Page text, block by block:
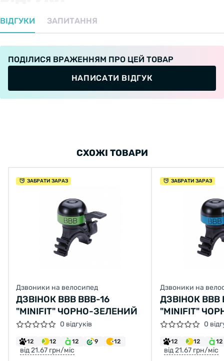
ВІДГУКИ ЗАПИТАННЯ
ПОДІЛИСЯ ВРАЖЕННЯМ ПРО ЦЕЙ ТОВАР
НАПИСАТИ ВІДГУК
СХОЖІ ТОВАРИ
ЗАБРАТИ ЗАРАЗ
Дзвоники на велосипед
ДЗВІНОК BBB BBB-16
"MINIFIT" ЧОРНО-ЗЕЛЕНИЙ
0 відгуків
12 12 12 9 12
від 21.67 грн/міс
ЗАБРАТИ ЗАРАЗ
Дзвоники на
ДЗВІНОК BBB
"MINIFIT"
0
12 12 12
від 21.67 грн/міс